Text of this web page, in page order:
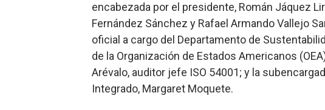
encabezada por el presidente, Román Jáquez
Fernández Sánchez y Rafael Armando Vallejo
oficial a cargo del Departamento de
de la Organización de Estados Americanos
Arévalo, auditor jefe ISO 54001; y la
Integrado, Margaret Moquete.